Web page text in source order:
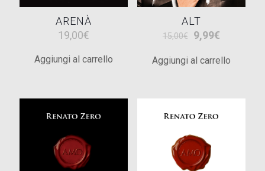
ARENÀ
19,00€
Aggiungi al carrello
ALT
15,00€ Il
originale
9,99€Il
attuale
Aggiungi al carrello